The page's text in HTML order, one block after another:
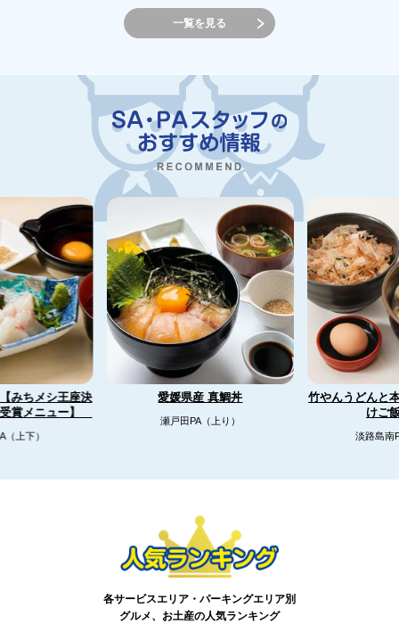
一覧を見る
みちメシ王座決
賞メニュー】
（上下）
愛媛県産 真鯛丼
瀬戸田PA（上り）
竹やんうどんと
けご
淡路島南
各サービスエリア・パーキングエリア別
グルメ、お土産の人気ランキング